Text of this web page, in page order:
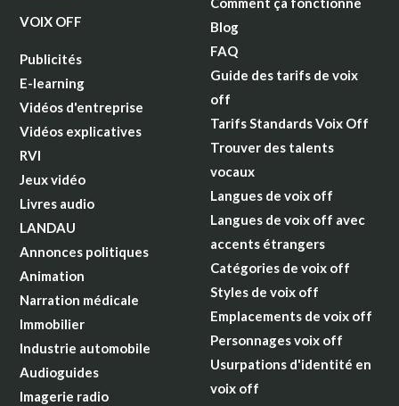
VOIX OFF
Publicités
E-learning
Vidéos d'entreprise
Vidéos explicatives
RVI
Jeux vidéo
Livres audio
LANDAU
Annonces politiques
Animation
Narration médicale
Immobilier
Industrie automobile
Audioguides
Imagerie radio
Blog
FAQ
Guide des tarifs de voix
off
Tarifs Standards Voix Off
Trouver des talents
vocaux
Langues de voix off
Langues de voix off avec
accents étrangers
Catégories de voix off
Styles de voix off
Emplacements de voix off
Personnages voix off
Usurpations d'identité en
voix off